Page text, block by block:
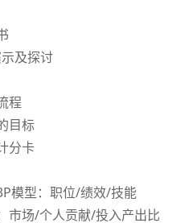
及探讨
程
目标
分卡
模型：职位/绩效/技能
市场/个人贡献/投入产出比